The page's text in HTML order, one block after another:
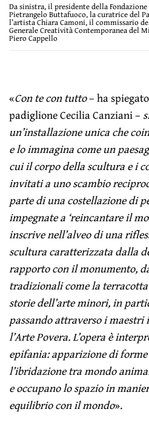
Da sinistra, il presidente della
Pietrangelo Buttafuoco, la curatrice del
l’artista Chiara Camoni, il commissario
Generale Creatività Contemporanea del
Piero Cappello
«Con te con tutto– ha
padiglione Cecilia Canziani –
un’installazione unica che
e lo immagina come un
cui il corpo della scultura e i
invitati a uno scambio
parte di una costellazione di
impegnate a ‘reincantare il
inscrive nell’alveo di una
scultura caratterizzata dalla
rapporto con il monumento,
tradizionali come la terracotta
storie dell’arte minori, in
passando attraverso i
l’Arte Povera. L’opera è
epifania: apparizione di
l’ibridazione tra mondo
e occupano lo spazio in
equilibrio con il mondo».